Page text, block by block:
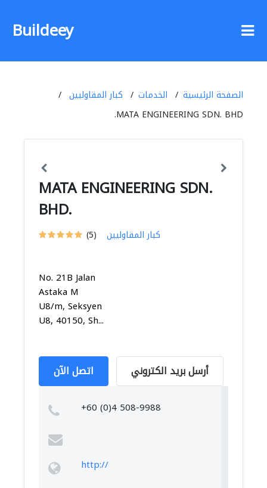
Buildeey
الصفحة الرئيسية الخدمات
كبار المقاوليين
MATA ENGINEERING SDN. BHD.
MATA ENGINEERING SDN.
BHD.
(5) كبار المقاوليين
No. 21B Jalan
Astaka M
U8/m, Seksyen
U8, 40150, Sh...
اتصل الآن أرسل بريد الكتروني
+60 (0)4 508-9988
http://